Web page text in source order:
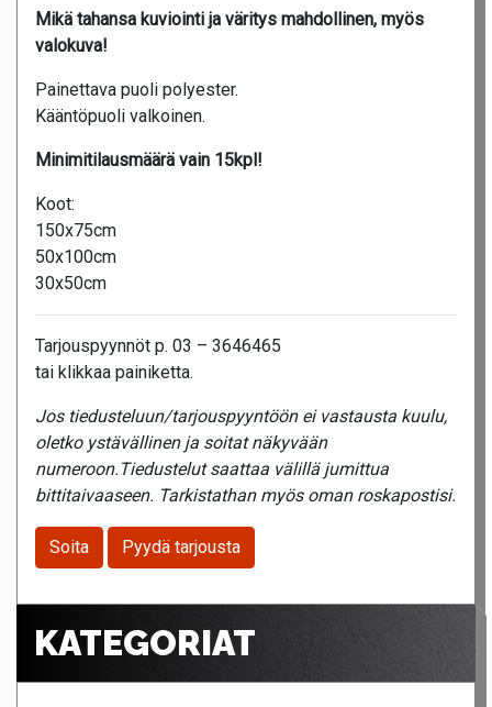
Mikä tahansa kuviointi ja väritys mahdollinen, myös
valokuva!
Painettava puoli polyester.
Kääntöpuoli valkoinen.
Minimitilausmäärä vain 15kpl!
Koot:
150x75cm
50x100cm
30x50cm
Tarjouspyynnöt p. 03 – 3646465
tai klikkaa painiketta.
Jos tiedusteluun/tarjouspyyntöön ei vastausta kuulu,
oletko ystävällinen ja soitat näkyvään
numeroon.Tiedustelut saattaa välillä jumittua
bittitaivaaseen. Tarkistathan myös oman roskapostisi.
Soita Pyydä tarjousta
KATEGORIAT